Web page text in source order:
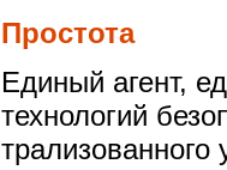
Простота
Единый агент,
технологий